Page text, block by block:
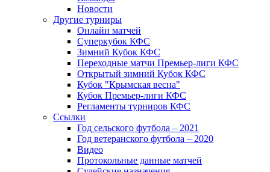
Новости
Другие турниры
Онлайн матчей
Суперкубок КФС
Зимний Кубок КФС
Переходные матчи Премьер-лиги КФС
Открытый зимний Кубок КФС
Кубок "Крымская весна"
Кубок Премьер-лиги КФС
Регламенты турниров КФС
Ссылки
Год сельского футбола – 2021
Год ветеранского футбола – 2020
Видео
Протокольные данные матчей